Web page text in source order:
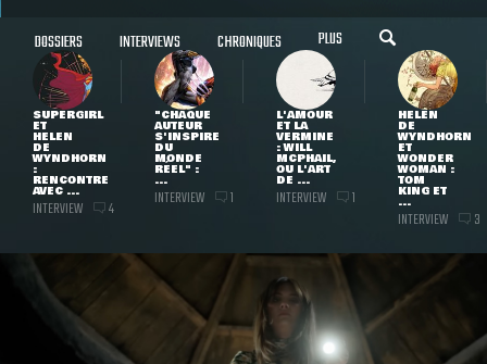
DOSSIERS INTERVIEWS CHRONIQUES PLUS
SUPERGIRL
ET
HELEN
DE
WYNDHORN
:
RENCONTRE
AVEC ...
INTERVIEW 4
"CHAQUE
AUTEUR
S'INSPIRE
DU
MONDE
RÉEL" :
...
INTERVIEW 1
L'AMOUR
ET LA
VERMINE
: WILL
MCPHAIL,
OU L'ART
DE ...
INTERVIEW 1
HELEN
DE
WYNDHORN
ET
WONDER
WOMAN :
TOM
KING ET
...
INTERVIEW 3